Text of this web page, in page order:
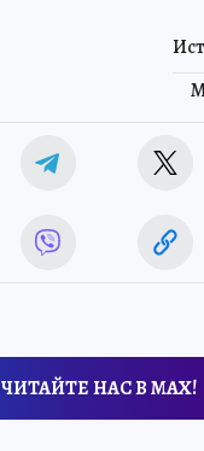
ЧИТАЙТЕ НАС В МАХ!